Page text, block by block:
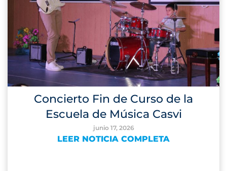
Concierto Fin de Curso de la
Escuela de Música Casvi
junio 17, 2026
LEER NOTICIA COMPLETA